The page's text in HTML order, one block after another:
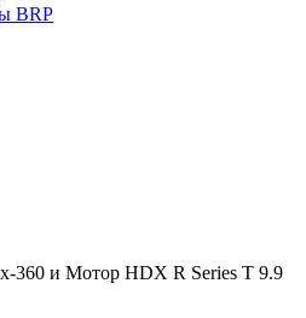
BRP
360 и Мотор HDX R Series T 9.9